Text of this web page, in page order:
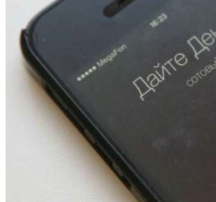
Волгоградские вузы в топе
рейтинга: ВолгГТУ и ВолгГМУ
для химической отрасли и
18:39
В Красноармейском районе
конкурс на ремонт моста через
судоходный канал
Фестиваль #ТриЧетыре в
11–13 сентября в рамках Года